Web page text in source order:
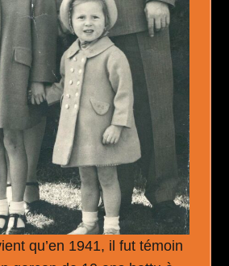
qu’en 1941, il fut témoin